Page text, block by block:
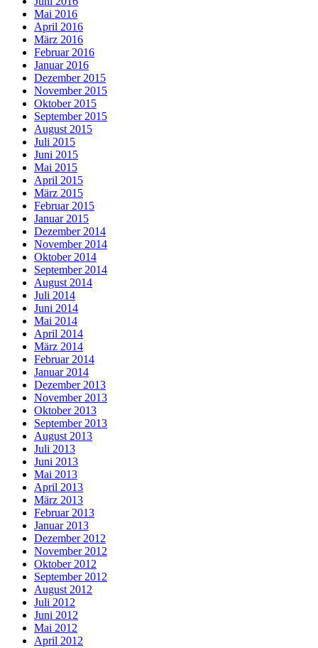
Mai 2016
April 2016
März 2016
Februar 2016
Januar 2016
Dezember 2015
November 2015
Oktober 2015
September 2015
August 2015
Juli 2015
Juni 2015
Mai 2015
April 2015
März 2015
Februar 2015
Januar 2015
Dezember 2014
November 2014
Oktober 2014
September 2014
August 2014
Juli 2014
Juni 2014
Mai 2014
April 2014
März 2014
Februar 2014
Januar 2014
Dezember 2013
November 2013
Oktober 2013
September 2013
August 2013
Juli 2013
Juni 2013
Mai 2013
April 2013
März 2013
Februar 2013
Januar 2013
Dezember 2012
November 2012
Oktober 2012
September 2012
August 2012
Juli 2012
Juni 2012
Mai 2012
April 2012